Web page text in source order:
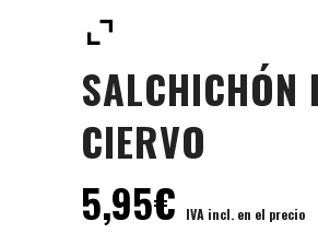
SALCHICHÓN
CIERVO
5,95€ IVA incl. en el precio